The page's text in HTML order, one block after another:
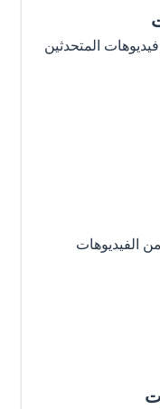
من فيديوهات المتحدثين
الفيديوهات